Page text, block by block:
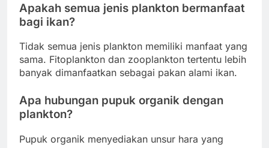
Apakah semua jenis plankton bermanfaat
bagi ikan?
Tidak semua jenis plankton memiliki manfaat yang
sama. Fitoplankton dan zooplankton tertentu lebih
banyak dimanfaatkan sebagai pakan alami ikan.
Apa hubungan pupuk organik dengan
plankton?
Pupuk organik menyediakan unsur hara yang